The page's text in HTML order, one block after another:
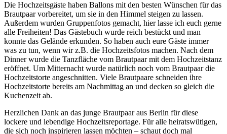
Die Hochzeitsgäste haben Ballons mit den besten Wünschen für das
Brautpaar vorbereitet, um sie in den Himmel steigen zu lassen.
Außerdem wurden Gruppenfotos gemacht, hier lasse ich euch gerne
alle Freiheiten! Das Gästebuch wurde reich bestückt und man
konnte das Gelände erkunden. So haben auch eure Gäste immer
was zu tun, wenn wir z.B. die Hochzeitsfotos machen. Nach dem
Dinner wurde die Tanzfläche vom Brautpaar mit dem Hochzeitstanz
eröffnet. Um Mitternacht wurde natürlich noch vom Brautpaar die
Hochzeitstorte angeschnitten. Viele Brautpaare schneiden ihre
Hochzeitstorte bereits am Nachmittag an und decken so gleich die
Kuchenzeit ab.
Herzlichen Dank an das junge Brautpaar aus Berlin für diese
lockere und lebendige Hochzeitsreportage. Für alle heiratswütigen,
die sich noch inspirieren lassen möchten – schaut doch mal